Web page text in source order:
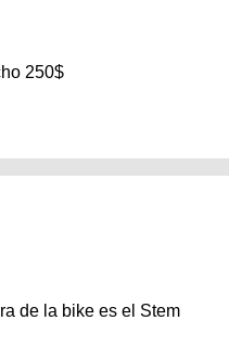
250$
de la bike es el Stem